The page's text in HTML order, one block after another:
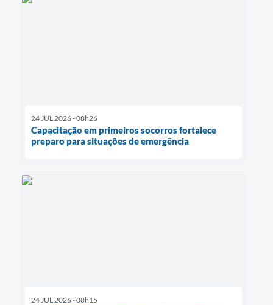
24 JUL 2026 - 08h26
Capacitação em primeiros socorros fortalece
preparo para situações de emergência
24 JUL 2026 - 08h15